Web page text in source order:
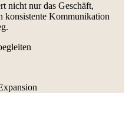
nicht nur das Geschäft,
konsistente Kommunikation